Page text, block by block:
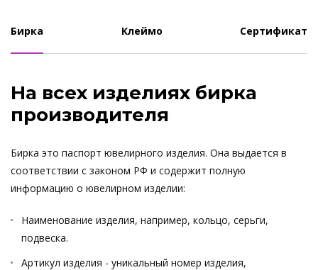
Бирка Клеймо Сертификат
На всех изделиях бирка
производителя
Бирка это паспорт ювелирного изделия. Она выдается в
соответствии с законом РФ и содержит полную
информацию о ювелирном изделии:
Наименование изделия, например, кольцо, серьги,
подвеска.
Артикул изделия - уникальный номер изделия,